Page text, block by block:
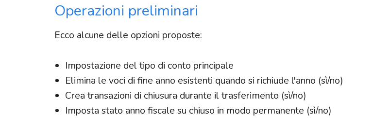
Operazioni preliminari
Ecco alcune delle opzioni proposte:
Impostazione del tipo di conto principale
Elimina le voci di fine anno esistenti quando si richiude l'anno (sì/no)
Crea transazioni di chiusura durante il trasferimento (sì/no)
Imposta stato anno fiscale su chiuso in modo permanente (sì/no)